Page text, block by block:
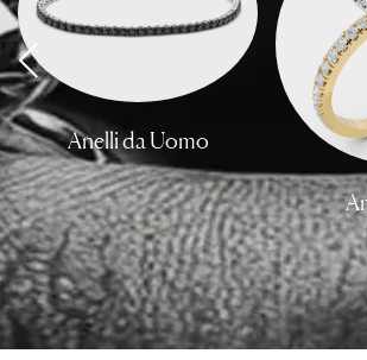
Anelli da Uomo